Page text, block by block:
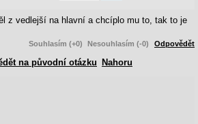
z vedlejší na hlavní a chcíplo mu to, tak to je
Souhlasím (+0) Nesouhlasím (-0) Odpovědět
na původní otázku Nahoru